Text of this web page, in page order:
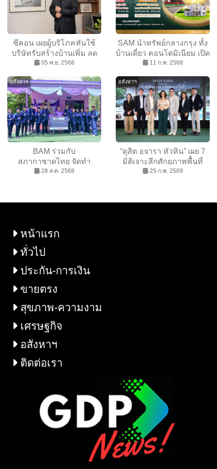
ซีคอน เผยผู้บริโภคหันใช้
บริษัทรับสร้างบ้านเพิ่ม ลด
ความเสี่ยงงบบานเพราะถูก
เปิดตัว 2 แบบบ้านใหม่ส่ง
ท้ายปี พร้อมชู
แนวคิด ESG เพื่อขับเคลื่อน
องค์กรสู่ความยั่งยืน
05 พ.ย. 2566
SAM นำทรัพย์กลางกรุง ทั้ง
บ้านเดี่ยว คอนโดมิเนียม เปิด
ประมูลปลาย ก.พ.นี้ ชูตัว
เด่น เชิญชวนผู้สนใจร่วมเป็น
เจ้าของ
11 ก.พ. 2568
อสังหาฯ
BAM ร่วมกับ
สภากาชาดไทย จัดทำ
โครงการ Home & Hope ต่อ
สุพรรณบุรี
28 ส.ค. 2568
อสังหาฯ
“ดุสิต อจารา หัวหิน” เผย 7
มิติเจาะลึกศักยภาพพื้นที่
หัวหิน สร้างมาตรฐานใหม่
พร้อมศักยภาพการลงทุน
25 ก.พ. 2569
หน้าแรก
ทั่วไป
ประกัน-การเงิน
ขายตรง
สุขภาพ-ความงาม
เศรษฐกิจ
อสังหาฯ
ติดต่อเรา